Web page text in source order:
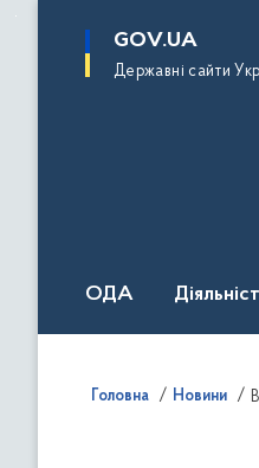
основного
GOV.UA
Державні сайти
ОДА
Головна Новини